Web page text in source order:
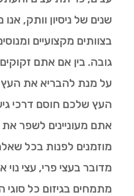
שנים של ניסיון וותק, אנו
בצוותים מקצועיים
גובה. בין אם אתם זקוקים
על מנת להבריא את העץ
העץ שלכם חוסם דרכי
אתם מעוניינים לשפר
מוזמנים לפנות בכל
מדובר בעצי פרי, עצי נוי
מתמחים בגיזום כל סוגי